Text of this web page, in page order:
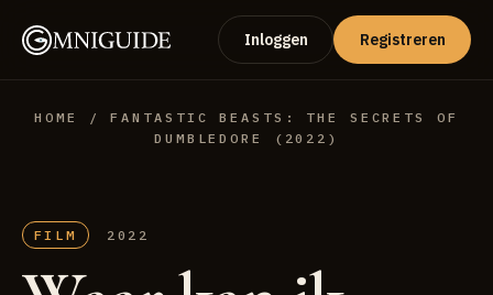
Inloggen Registreren
HOME
/ FANTASTIC BEASTS: THE SECRETS OF
DUMBLEDORE (2022)
FILM 2022